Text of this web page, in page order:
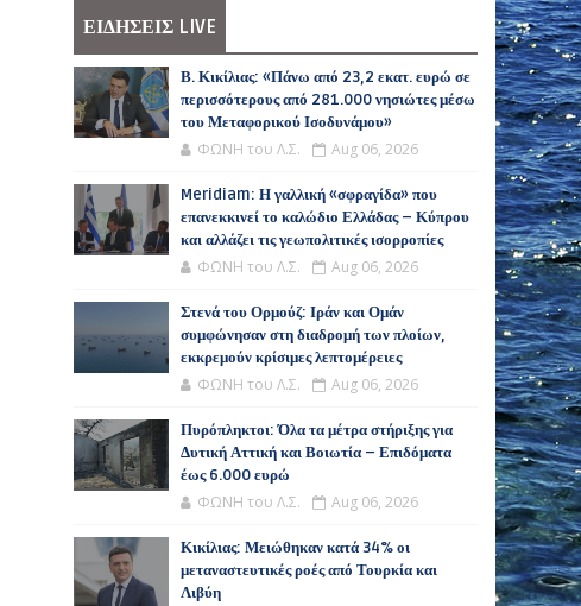
ΕΙΔΗΣΕΙΣ LIVE
Β. Κικίλιας: «Πάνω από 23,2 εκατ. ευρώ σε
περισσότερους από 281.000 νησιώτες μέσω
του Μεταφορικού Ισοδυνάμου»
ΦΩΝΗ του Λ.Σ. Aug 06, 2026
Meridiam: Η γαλλική «σφραγίδα» που
επανεκκινεί το καλώδιο Ελλάδας – Κύπρου
και αλλάζει τις γεωπολιτικές ισορροπίες
ΦΩΝΗ του Λ.Σ. Aug 06, 2026
Στενά του Ορμούζ: Ιράν και Ομάν
συμφώνησαν στη διαδρομή των πλοίων,
εκκρεμούν κρίσιμες λεπτομέρειες
ΦΩΝΗ του Λ.Σ. Aug 06, 2026
Πυρόπληκτοι: Όλα τα μέτρα στήριξης για
Δυτική Αττική και Βοιωτία – Επιδόματα
έως 6.000 ευρώ
ΦΩΝΗ του Λ.Σ. Aug 06, 2026
Κικίλιας: Μειώθηκαν κατά 34% οι
μεταναστευτικές ροές από Τουρκία και
Λιβύη